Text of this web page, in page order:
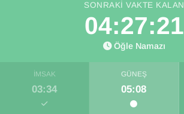
SONRAKI VAKTE KALAN
04:27:20
Öğle Namazı
İMSAK
03:34
GÜNEŞ
05:08